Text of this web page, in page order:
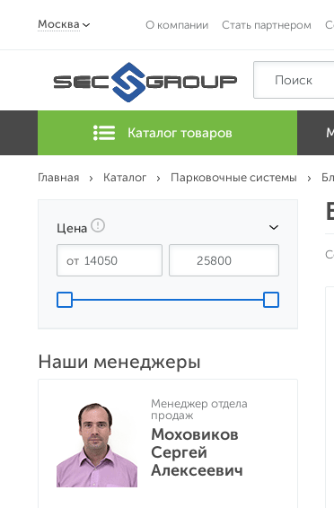
Москва О компании Стать партнером
Каталог товаров
Главная Каталог Парковочные системы
Цена
Наши менеджеры
Менеджер отдела
продаж
Моховиков
Сергей
Алексеевич